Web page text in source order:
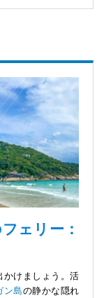
ェリー：
かけましょう。活
ン島の静かな隠れ